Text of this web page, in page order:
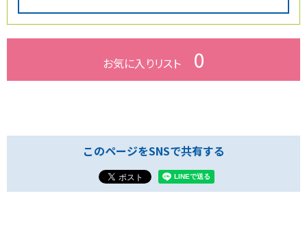
お気に入りリスト 0
このページをSNSで共有する